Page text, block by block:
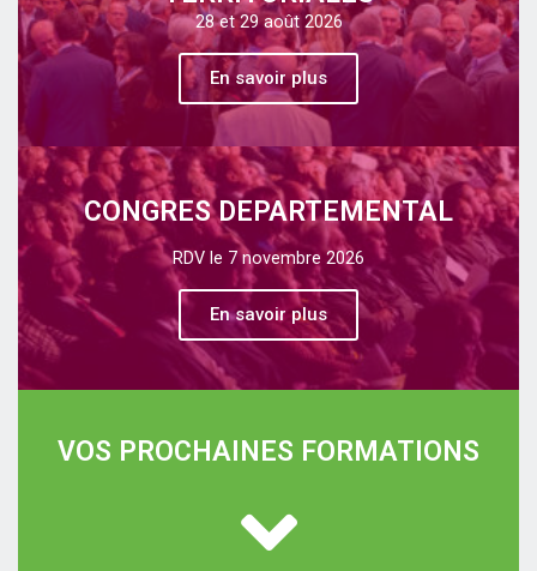
28 et 29 août 2026
En savoir plus
CONGRES DEPARTEMENTAL
RDV le 7 novembre 2026
En savoir plus
VOS PROCHAINES FORMATIONS